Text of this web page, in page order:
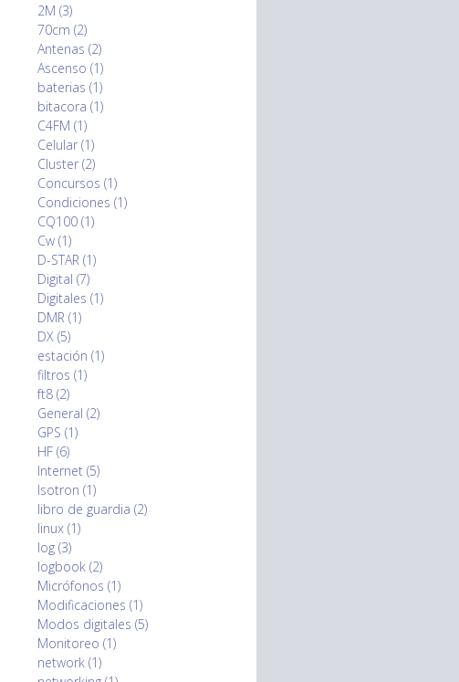
2M (3)
70cm (2)
Antenas (2)
Ascenso (1)
baterias (1)
bitacora (1)
C4FM (1)
Celular (1)
Cluster (2)
Concursos (1)
Condiciones (1)
CQ100 (1)
Cw (1)
D-STAR (1)
Digital (7)
Digitales (1)
DMR (1)
DX (5)
estación (1)
filtros (1)
ft8 (2)
General (2)
GPS (1)
HF (6)
Internet (5)
Isotron (1)
libro de guardia (2)
linux (1)
log (3)
logbook (2)
Micrófonos (1)
Modificaciones (1)
Modos digitales (5)
Monitoreo (1)
network (1)